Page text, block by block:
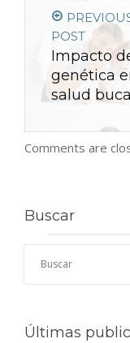
POST
Impacto
genética
salud
Comments are
Buscar
Últimas